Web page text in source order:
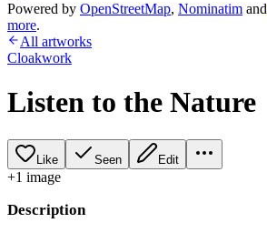
Powered by OpenStreetMap, Nominatim and
more.
All artworks
Cloakwork
Listen to the Nature
Like Seen Edit
+1 image
Description